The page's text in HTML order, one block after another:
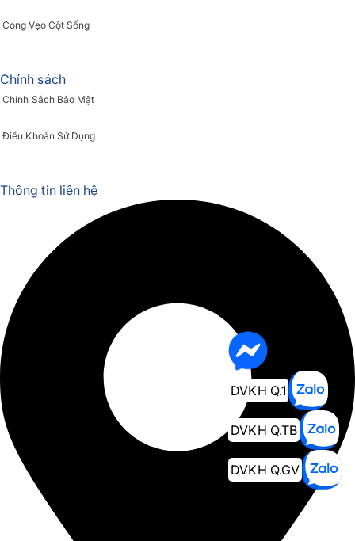
Cong Vẹo Cột Sống
Chính sách
Chính Sách Bảo Mật
Điều Khoản Sử Dụng
Thông tin liên hệ
DVKH Q.1
DVKH Q.TB
DVKH Q.GV